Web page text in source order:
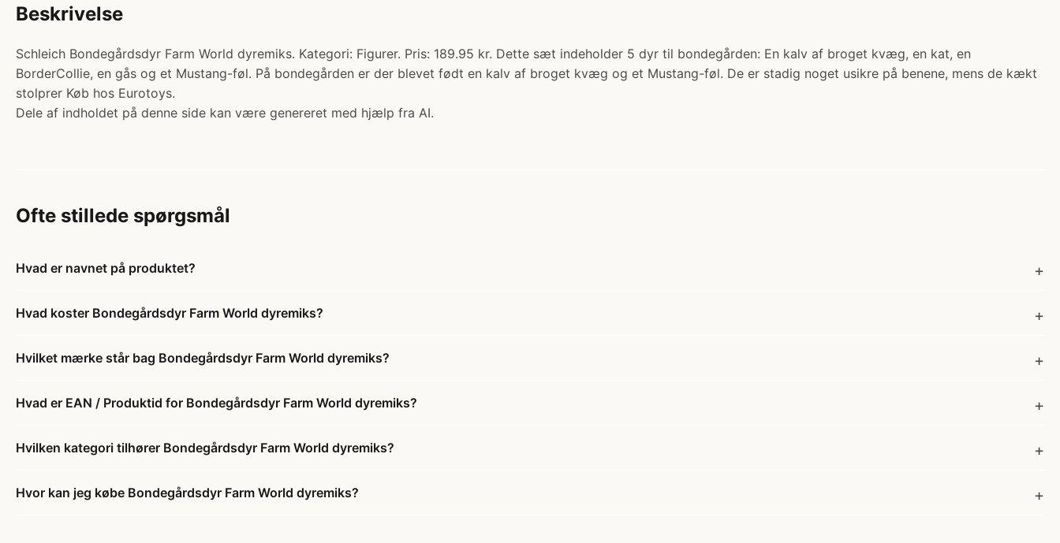
Beskrivelse
Schleich Bondegårdsdyr Farm World dyremiks. Kategori: Figurer. Pris: 189.95 kr. Dette sæt indeholder 5 dyr til bondegården: En kalv af broget kvæg, en kat, en
BorderCollie, en gås og et Mustang-føl. På bondegården er der blevet født en kalv af broget kvæg og et Mustang-føl. De er stadig noget usikre på benene, mens de kækt
stolprer Køb hos Eurotoys.
Dele af indholdet på denne side kan være genereret med hjælp fra AI.
Ofte stillede spørgsmål
Hvad er navnet på produktet?
Hvad koster Bondegårdsdyr Farm World dyremiks?
Hvilket mærke står bag Bondegårdsdyr Farm World dyremiks?
Hvad er EAN / Produktid for Bondegårdsdyr Farm World dyremiks?
Hvilken kategori tilhører Bondegårdsdyr Farm World dyremiks?
Hvor kan jeg købe Bondegårdsdyr Farm World dyremiks?